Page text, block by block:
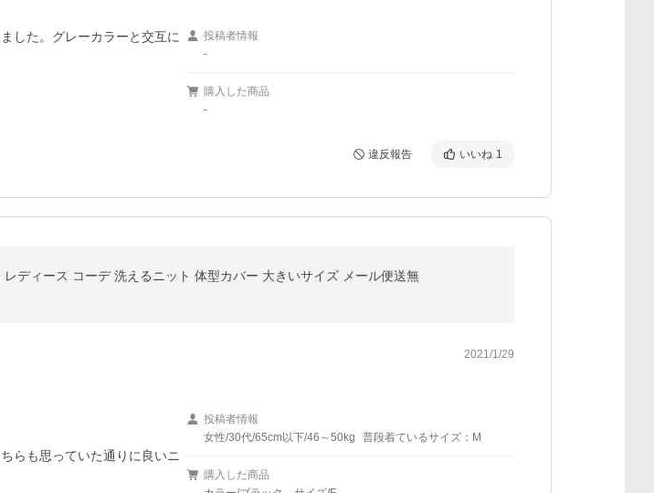
した。グレーカラーと交互に
投稿者情報
-
購入した商品
-
違反報告 いいね 1
ディース コーデ 洗えるニット 体型カバー 大きいサイズ メール便送無
2021/1/29
らも思っていた通りに良いニ
投稿者情報
女性/30代/65cm以下/46～50kg
普段着ているサイズ：M
購入した商品